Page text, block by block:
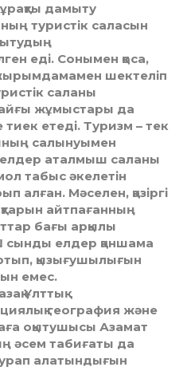
дамыту
туристік саласын
еді. Сонымен қоса,
шектеліп
саланы
жұмыстары да
тиек етеді. Туризм – тек
салынуымен
аталмыш саланы
табыс әкелетін
алған. Мәселен, қазіргі
айтпағанның
бағы арқылы
сынды елдер қаншама
қызығушылығын
емес.
Ұлттық
география және
оқытушысы Азамат
әсем табиғаты да
алатындығын